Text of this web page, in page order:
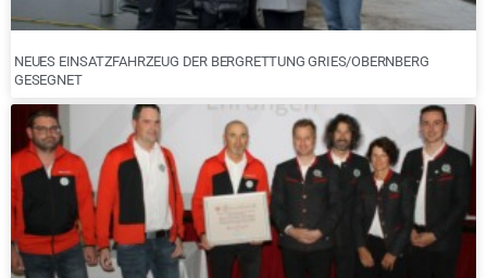
NEUES EINSATZFAHRZEUG DER BERGRETTUNG GRIES/OBERNBERG
GESEGNET